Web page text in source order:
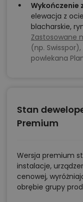
Wykończenie
elewacja z
blacharskie,
Zastosowane
(np.
powlekana
Stan
Premium
Wersja premium
instalacje,
cenowej,
obrębie grupy